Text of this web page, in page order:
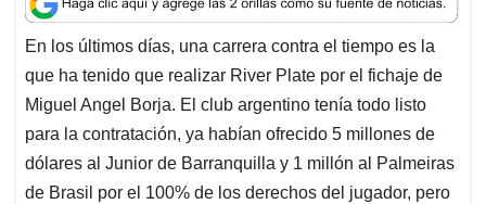
t
s
A
p
p
e
b
o
o
k
k
e
d
I
n
i
l
e
a
d
s
En los últimos días, una carrera contra el tiempo es la
que ha tenido que realizar River Plate por el fichaje de
Miguel Angel Borja. El club argentino tenía todo listo
para la contratación, ya habían ofrecido 5 millones de
dólares al Junior de Barranquilla y 1 millón al Palmeiras
de Brasil por el 100% de los derechos del jugador, pero